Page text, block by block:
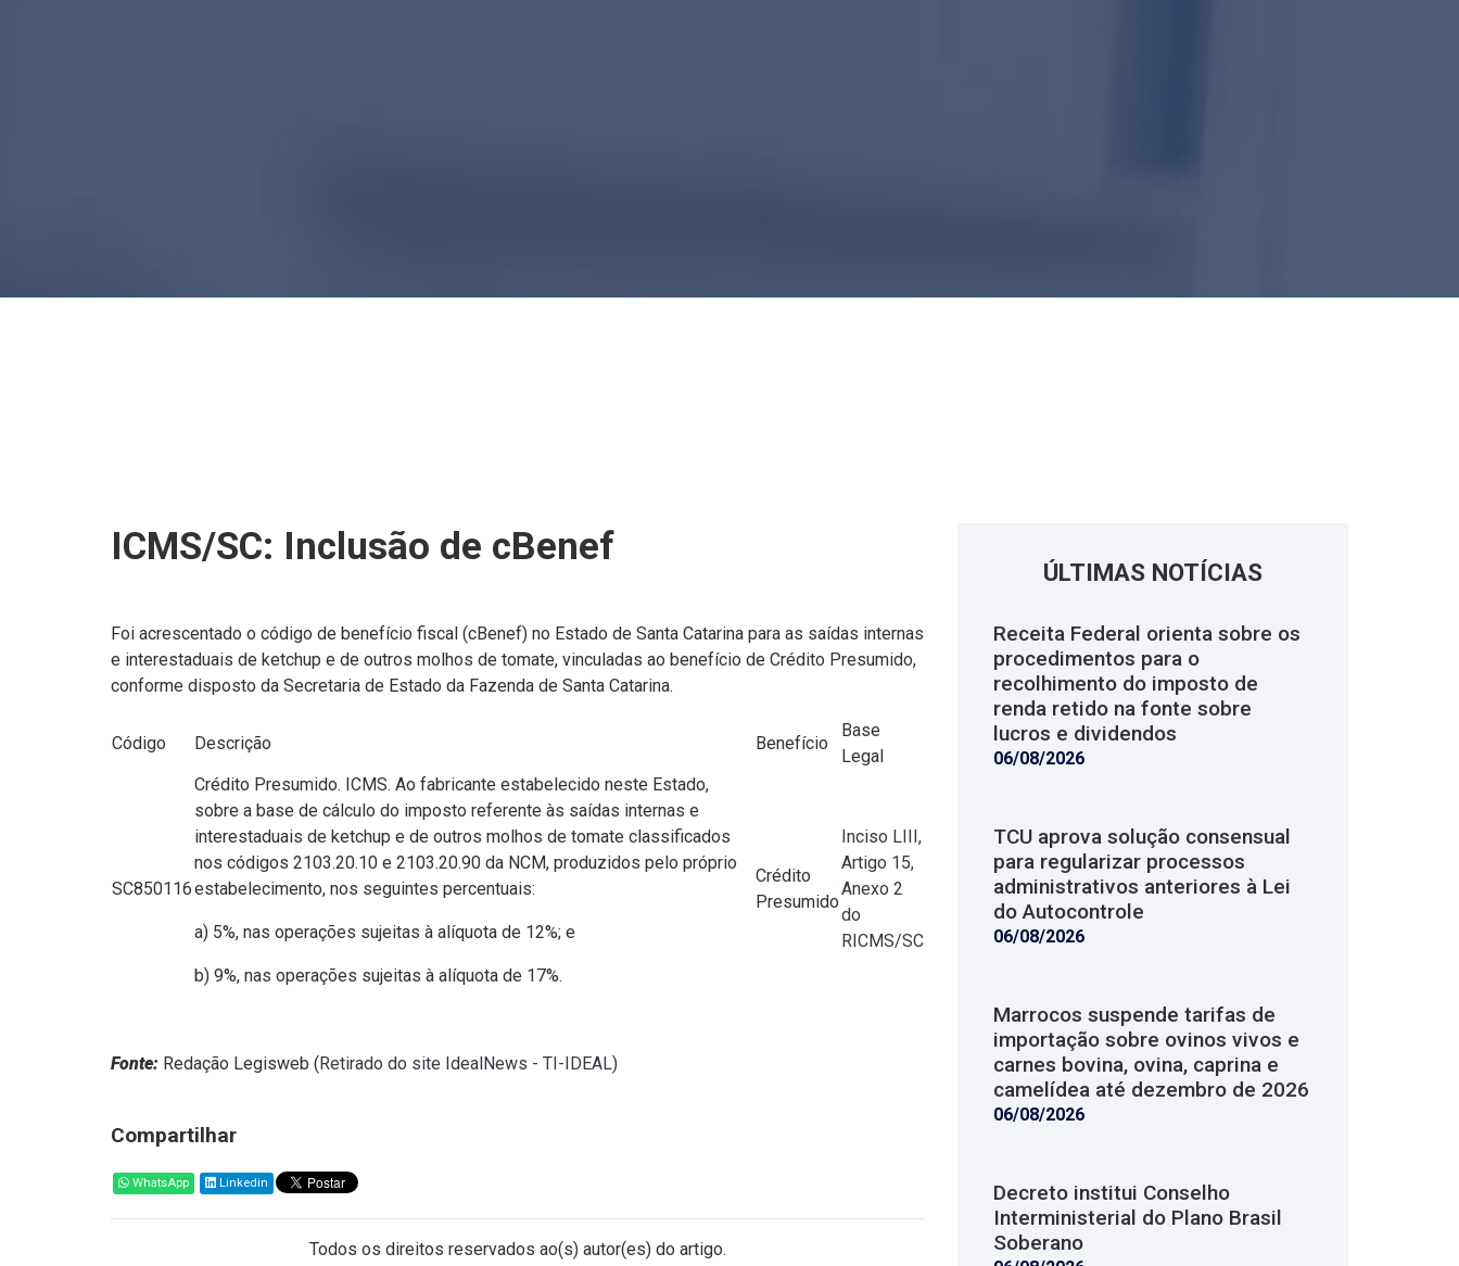
ICMS/SC: Inclusão de cBenef
Foi acrescentado o código de benefício fiscal (cBenef) no Estado de Santa Catarina para as saídas internas
e interestaduais de ketchup e de outros molhos de tomate, vinculadas ao benefício de Crédito Presumido,
conforme disposto da Secretaria de Estado da Fazenda de Santa Catarina.
Código Descrição Benefício
Base
Legal
SC850116
Crédito Presumido. ICMS. Ao fabricante estabelecido neste Estado,
sobre a base de cálculo do imposto referente às saídas internas e
interestaduais de ketchup e de outros molhos de tomate classificados
nos códigos 2103.20.10 e 2103.20.90 da NCM, produzidos pelo próprio
estabelecimento, nos seguintes percentuais:
a) 5%, nas operações sujeitas à alíquota de 12%; e
b) 9%, nas operações sujeitas à alíquota de 17%.
Crédito
Presumido
Inciso LIII,
Artigo 15,
Anexo 2
do
RICMS/SC
Fonte: Redação Legisweb (Retirado do site IdealNews - TI-IDEAL)
Compartilhar
WhatsApp Linkedin
Todos os direitos reservados ao(s) autor(es) do artigo.
ÚLTIMAS NOTÍCIAS
Receita Federal orienta sobre os
procedimentos para o
recolhimento do imposto de
renda retido na fonte sobre
lucros e dividendos
06/08/2026
TCU aprova solução consensual
para regularizar processos
administrativos anteriores à Lei
do Autocontrole
06/08/2026
Marrocos suspende tarifas de
importação sobre ovinos vivos e
carnes bovina, ovina, caprina e
camelídea até dezembro de 2026
06/08/2026
Decreto institui Conselho
Interministerial do Plano Brasil
Soberano